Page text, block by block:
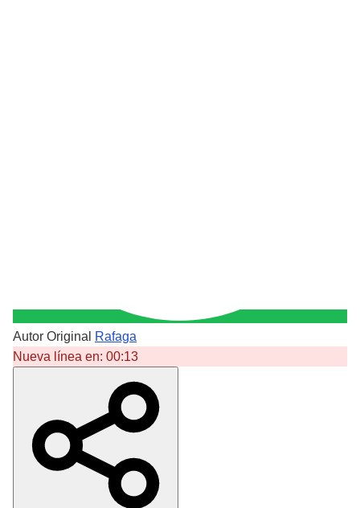
Autor Original
Rafaga
Nueva línea en: 00:13